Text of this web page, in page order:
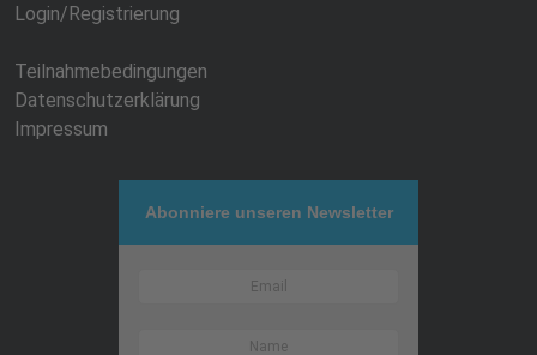
Login/Registrierung
Teilnahmebedingungen
Datenschutzerklärung
Impressum
Abonniere unseren Newsletter